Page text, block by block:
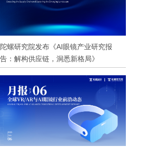
陀螺研究院发布《AI眼镜产业研究报
告：解构供应链，洞悉新格局》